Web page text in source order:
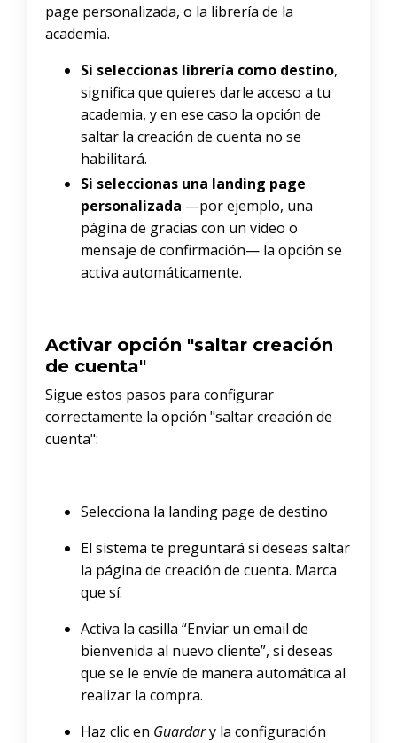
page personalizada, o la librería de la
academia.
Si seleccionas librería como destino,
significa que quieres darle acceso a tu
academia, y en ese caso la opción de
saltar la creación de cuenta no se
habilitará.
Si seleccionas una landing page
personalizada —por ejemplo, una
página de gracias con un video o
mensaje de confirmación— la opción se
activa automáticamente.
Activar opción "saltar creación
de cuenta"
Sigue estos pasos para configurar
correctamente la opción "saltar creación de
cuenta":
Selecciona la landing page de destino
El sistema te preguntará si deseas saltar
la página de creación de cuenta. Marca
que sí.
Activa la casilla “Enviar un email de
bienvenida al nuevo cliente”, si deseas
que se le envíe de manera automática al
realizar la compra.
Haz clic en Guardary la configuración